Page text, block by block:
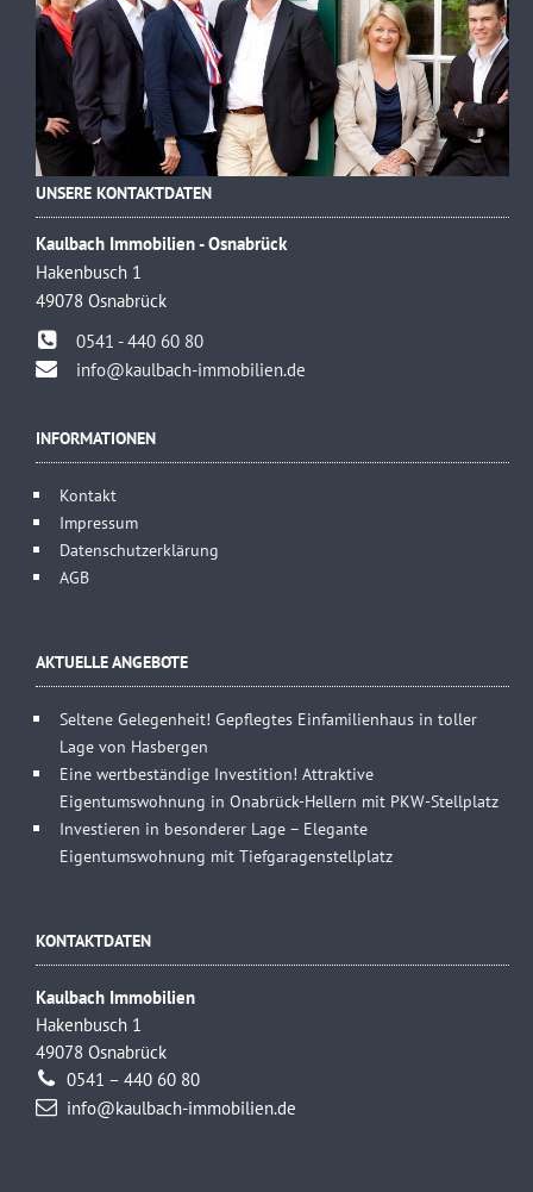
UNSERE KONTAKTDATEN
Kaulbach Immobilien - Osnabrück
Hakenbusch 1
49078 Osnabrück
0541 - 440 60 80
info@kaulbach-immobilien.de
INFORMATIONEN
Kontakt
Impressum
Datenschutzerklärung
AGB
AKTUELLE ANGEBOTE
Seltene Gelegenheit! Gepflegtes Einfamilienhaus in toller
Lage von Hasbergen
Eine wertbeständige Investition! Attraktive
Eigentumswohnung in Onabrück-Hellern mit PKW-Stellplatz
Investieren in besonderer Lage – Elegante
Eigentumswohnung mit Tiefgaragenstellplatz
KONTAKTDATEN
Kaulbach Immobilien
Hakenbusch 1
49078 Osnabrück
0541 – 440 60 80
info@kaulbach-immobilien.de